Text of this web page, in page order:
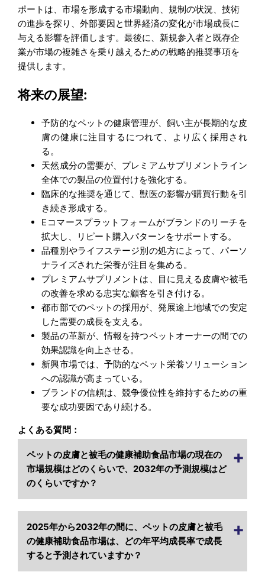
ポートは、市場を形成する市場動向、規制の状況、技術
の進歩を探り、外部要因と世界経済の変化が市場成長に
与える影響を評価します。最後に、新規参入者と既存企
業が市場の複雑さを乗り越えるための戦略的推奨事項を
提供します。
将来の展望:
予防的なペットの健康管理が、飼い主が長期的な皮
膚の健康に注目するにつれて、より広く採用され
る。
天然成分の需要が、プレミアムサプリメントライン
全体での製品の位置付けを強化する。
臨床的な推奨を通じて、獣医の影響が購買行動を引
き続き形成する。
Eコマースプラットフォームがブランドのリーチを
拡大し、リピート購入パターンをサポートする。
品種別やライフステージ別の処方によって、パーソ
ナライズされた栄養が注目を集める。
プレミアムサプリメントは、目に見える皮膚や被毛
の改善を求める忠実な顧客を引き付ける。
都市部でのペットの採用が、発展途上地域での安定
した需要の成長を支える。
製品の革新が、情報を持つペットオーナーの間での
効果認識を向上させる。
新興市場では、予防的なペット栄養ソリューション
への認識が高まっている。
ブランドの信頼は、競争優位性を維持するための重
要な成功要因であり続ける。
よくある質問：
ペットの皮膚と被毛の健康補助食品市場の現在の
市場規模はどのくらいで、2032年の予測規模はど
のくらいですか？
2025年から2032年の間に、ペットの皮膚と被毛
の健康補助食品市場は、どの年平均成長率で成長
すると予測されていますか？